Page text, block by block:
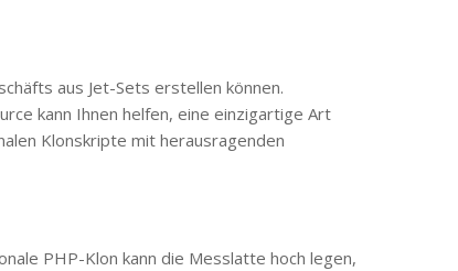
aus Jet-Sets erstellen können.
kann Ihnen helfen, eine einzigartige Art
Klonskripte mit herausragenden
PHP-Klon kann die Messlatte hoch legen,